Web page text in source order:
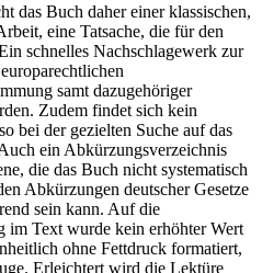
das Buch daher einer klassischen,
eine Tatsache, die für den
schnelles Nachschlagewerk zur
samt dazugehöriger
Zudem findet sich kein
bei der gezielten Suche auf das
ein Abkürzungsverzeichnis
die das Buch nicht systematisch
Abkürzungen deutscher Gesetze
sein kann. Auf die
im Text wurde kein erhöhter Wert
ohne Fettdruck formatiert,
Erleichtert wird die Lektüre